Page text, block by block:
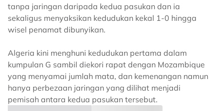
tanpa jaringan daripada kedua pasukan dan ia
sekaligus menyaksikan kedudukan kekal 1-0 hingga
wisel penamat dibunyikan.
Algeria kini menghuni kedudukan pertama dalam
kumpulan G sambil diekori rapat dengan Mozambique
yang menyamai jumlah mata, dan kemenangan namun
hanya perbezaan jaringan yang dilihat menjadi
pemisah antara kedua pasukan tersebut.